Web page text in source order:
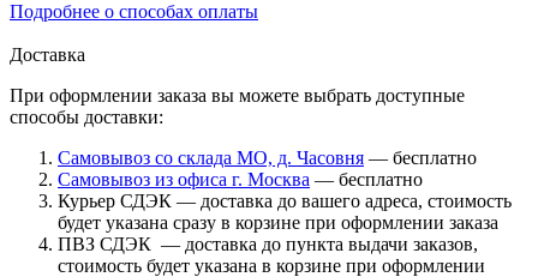
Подробнее о способах оплаты
Доставка
При оформлении заказа вы можете выбрать доступные
способы доставки:
Самовывоз со склада МО, д. Часовня — бесплатно
Самовывоз из офиса г. Москва — бесплатно
Курьер СДЭК — доставка до вашего адреса, стоимость
будет указана сразу в корзине при оформлении заказа
ПВЗ СДЭК — доставка до пункта выдачи заказов,
стоимость будет указана в корзине при оформлении